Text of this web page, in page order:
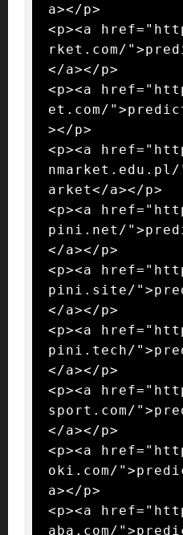
a></p>
<p><a
rket.com/
</a></p>
<p><a
et.com/
></p>
<p><a
arket</a></p>
<p><a
pini.net/
</a></p>
<p><a
pini.site/
</a></p>
<p><a
pini.tech/
</a></p>
<p><a
sport.com/
</a></p>
<p><a
oki.com/
a></p>
<p><a
aba.com/